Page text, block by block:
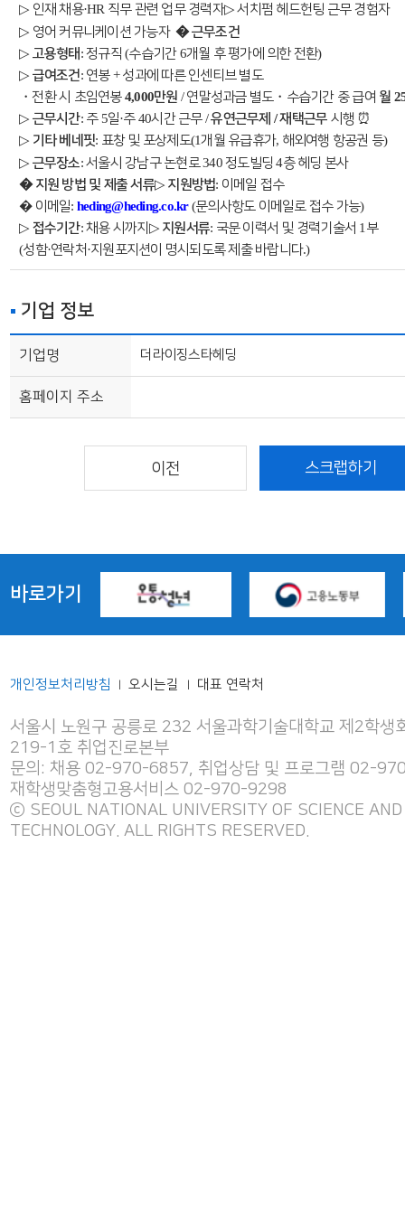
▷ 인재 채용·HR 직무 관련 업무 경력자▷ 서치펌 헤드헌팅 근무 경험자
▷ 영어 커뮤니케이션 가능자 �근무조건
▷ 고용형태:정규직 (수습기간6개월 후평가에 의한전환)
▷ 급여조건: 연봉+성과에 따른 인센티브 별도
・전환시 초임연봉4,000만원 /연말성과금 별도 ・ 수습기간 중 급여 월
▷ 근무시간: 주5일·주40시간 근무/유연근무제 /재택근무 시행 ⏰
▷ 기타 베네핏: 표창 및 포상제도(1개월 유급휴가, 해외여행 항공권 등)
▷ 근무장소:서울시 강남구 논현로340정도빌딩4층 헤딩 본사
� 지원 방법 및 제출 서류▷ 지원방법: 이메일 접수
� 이메일: heding@heding.co.kr(문의사항도 이메일로접수 가능)
▷ 접수기간:채용시까지 ▷ 지원서류: 국문 이력서 및 경력기술서 1 부
(성함·연락처·지원포지션이 명시되도록제출 바랍니다.)
기업 정보
기업명 더라이징스타헤딩
홈페이지 주소
바로가기
개인정보처리방침 | 오시는길 | 대표 연락처
서울시 노원구 공릉로 232 서울과학기술대학교 제2학생
219-1호 취업진로본부
문의: 채용 02-970-6857, 취업상담 및 프로그램 02-
재학생맞춤형고용서비스 02-970-9298
ⓒ SEOUL NATIONAL UNIVERSITY OF SCIENCE AND
TECHNOLOGY. ALL RIGHTS RESERVED.